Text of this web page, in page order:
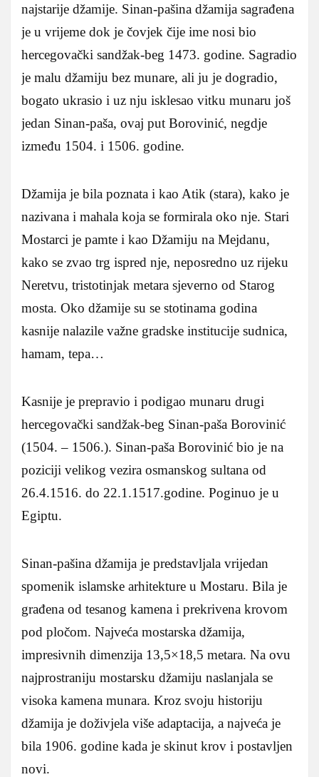
najstarije džamije. Sinan-pašina džamija sagrađena
je u vrijeme dok je čovjek čije ime nosi bio
hercegovački sandžak-beg 1473. godine. Sagradio
je malu džamiju bez munare, ali ju je dogradio,
bogato ukrasio i uz nju isklesao vitku munaru još
jedan Sinan-paša, ovaj put Borovinić, negdje
između 1504. i 1506. godine.
Džamija je bila poznata i kao Atik (stara), kako je
nazivana i mahala koja se formirala oko nje. Stari
Mostarci je pamte i kao Džamiju na Mejdanu,
kako se zvao trg ispred nje, neposredno uz rijeku
Neretvu, tristotinjak metara sjeverno od Starog
mosta. Oko džamije su se stotinama godina
kasnije nalazile važne gradske institucije sudnica,
hamam, tepa…
Kasnije je prepravio i podigao munaru drugi
hercegovački sandžak-beg Sinan-paša Borovinić
(1504. – 1506.). Sinan-paša Borovinić bio je na
poziciji velikog vezira osmanskog sultana od
26.4.1516. do 22.1.1517.godine. Poginuo je u
Egiptu.
Sinan-pašina džamija je predstavljala vrijedan
spomenik islamske arhitekture u Mostaru. Bila je
građena od tesanog kamena i prekrivena krovom
pod pločom. Najveća mostarska džamija,
impresivnih dimenzija 13,5×18,5 metara. Na ovu
najprostraniju mostarsku džamiju naslanjala se
visoka kamena munara. Kroz svoju historiju
džamija je doživjela više adaptacija, a najveća je
bila 1906. godine kada je skinut krov i postavljen
novi.